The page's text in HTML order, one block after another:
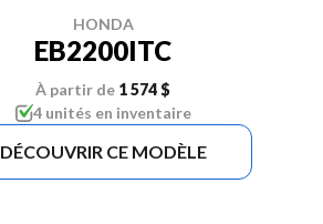
HONDA
EB2200ITC
À partir de 1 574 $
4 unités en inventaire
DÉCOUVRIR CE MODÈLE